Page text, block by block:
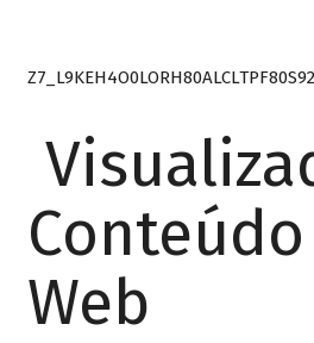
Z7_L9KEH4O0LORH80ALCLTPF80S92
Web